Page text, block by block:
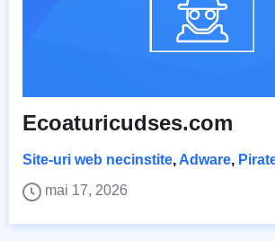
Ecoaturicudses.com
Site-uri web necinstite,Adware,
mai 17, 2026